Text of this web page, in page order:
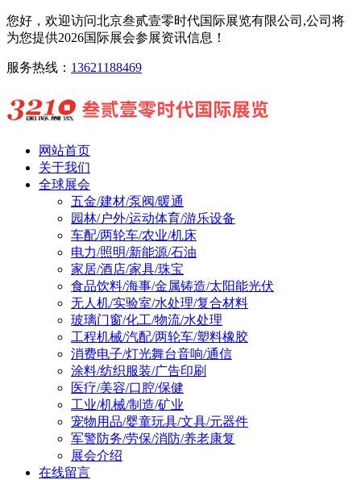
您好，欢迎访问北京叁贰壹零时代国际展览有限公司,公司将
为您提供2026国际展会参展资讯信息！
服务热线： 13621188469
网站首页
关于我们
全球展会
五金/建材/泵阀/暖通
园林/户外/运动体育/游乐设备
车配/两轮车/农业/机床
电力/照明/新能源/石油
家居/酒店/家具/珠宝
食品饮料/海事/金属铸造/太阳能光伏
无人机/实验室/水处理/复合材料
玻璃门窗/化工/物流/水处理
工程机械/汽配/两轮车/塑料橡胶
消费电子/灯光舞台音响/通信
涂料/纺织服装/广告印刷
医疗/美容/口腔/保健
工业/机械/制造/矿业
宠物用品/婴童玩具/文具/元器件
军警防务/劳保/消防/养老康复
展会介绍
在线留言